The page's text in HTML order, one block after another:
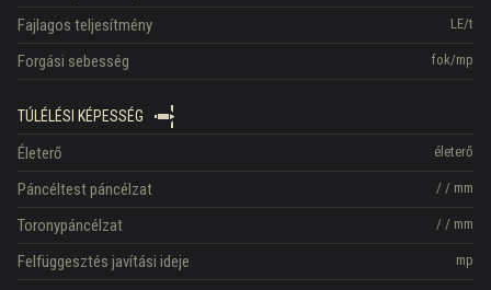
LE/t
Fajlagos teljesítmény
fok/mp
Forgási sebesség
TÚLÉLÉSI KÉPESSÉG
életerő
Életerő
/ / mm
Páncéltest páncélzat
/ / mm
Toronypáncélzat
mp
Felfüggesztés javítási ideje